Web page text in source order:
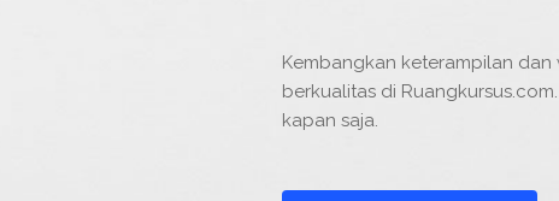
Kembangkan keterampilan
berkualitas di
kapan saja.